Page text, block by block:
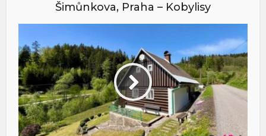
Šimůnkova, Praha – Kobylisy